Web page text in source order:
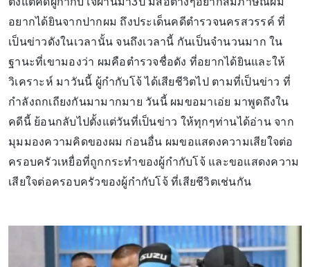
อยากได้ยินจากปากผม ถึงประเด็นคดีตำรวจนครสวรรค์ ที่
เป็นข่าวดังในเวลานั้น จนถึงเวลานี้ กันเป็นจำนวนมาก ใน
ฐานะที่เขามองว่า ผมคือตำรวจชื่อดัง ที่อยากได้ยินและให้
วิเคราะห์ มาวันนี้ ผู้กำกับโจ้ ได้เสียชีวิตไป ตามที่เป็นข่าว ที่
กำลังถกเถียงกันมามากมาย วันนี้ ผมขอมาเอ่ย มาพูดถึงใน
คดีนี้ ย้อนกลับไปตั้งแต่วันที่เป็นข่าว ให้ทุกๆท่านได้อ่าน จาก
มุมมองความคิดของผม ก่อนอื่น ผมขอแสดงความเสียใจต่อ
ครอบครัวเหยื่อที่ถูกกระทำของผู้กำกับโจ้ และขอแสดงความ
เสียใจต่อครอบครัวของผู้กำกับโจ้ ที่เสียชีวิตเช่นกัน